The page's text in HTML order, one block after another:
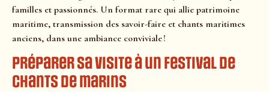
familles et passionnés. Un format rare qui allie patrimoine
maritime, transmission des savoir-faire et chants maritimes
anciens, dans une ambiance conviviale !
Préparer sa visite à un festival de
chants de marins